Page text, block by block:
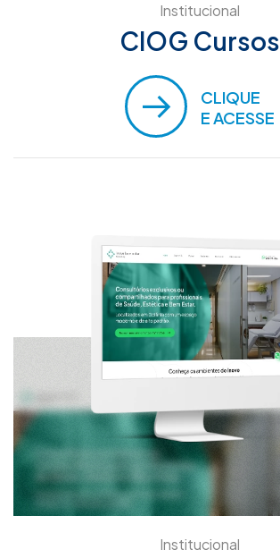
Institucional
CIOG Cursos
CLIQUE
E ACESSE
Institucional